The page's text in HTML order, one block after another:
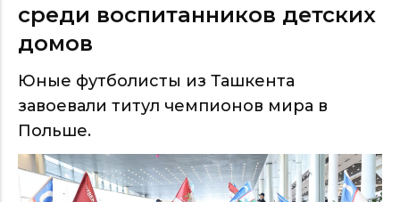
среди воспитанников детских
домов
Юные футболисты из Ташкента
завоевали титул чемпионов мира в
Польше.